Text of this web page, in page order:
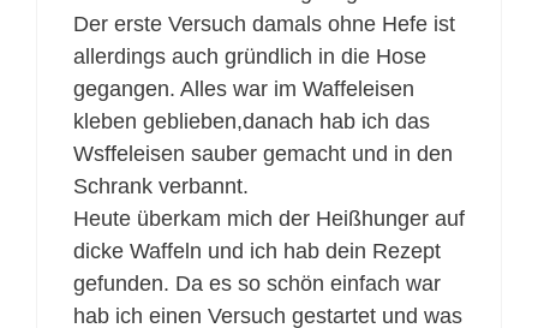
Der erste Versuch damals ohne Hefe ist
allerdings auch gründlich in die Hose
gegangen. Alles war im Waffeleisen
kleben geblieben,danach hab ich das
Wsffeleisen sauber gemacht und in den
Schrank verbannt.
Heute überkam mich der Heißhunger auf
dicke Waffeln und ich hab dein Rezept
gefunden. Da es so schön einfach war
hab ich einen Versuch gestartet und was